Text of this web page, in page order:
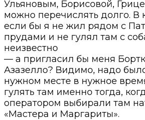
Ульяновым, Борисовой,
можно перечислять долго. В
если бы я не жил рядом с
прудами и не гулял там с
неизвестно
— а пригласил бы меня
Азазелло? Видимо, надо
нужном месте в нужное
гулять там именно тогда,
оператором выбирали там
«Мастера и Маргариты».